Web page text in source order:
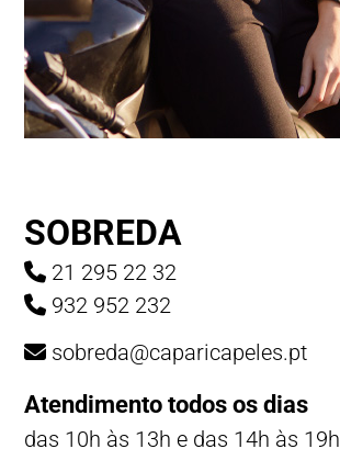
SOBREDA
21 295 22 32
932 952 232
sobreda@caparicapeles.pt
Atendimento todos os dias
das 10h às 13h e das 14h às 19h